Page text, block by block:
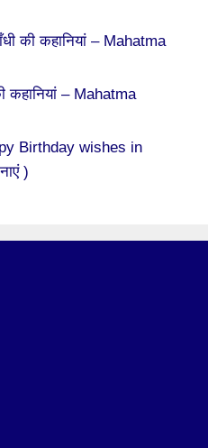
की कहानियां – Mahatma
कहानियां – Mahatma
Birthday wishes in
)